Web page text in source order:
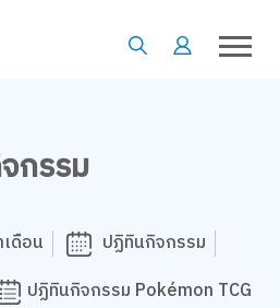
กรรม
ดือน
ปฏิทินกิจกรรม
ปฏิทินกิจกรรม Pokémon TCG